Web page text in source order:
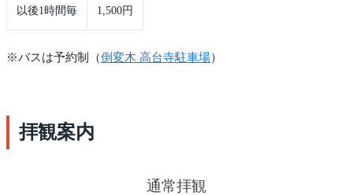
以後1時間毎 1,500円
※バスは予約制（倒変木 高台寺駐車場）
拝観案内
通常拝観